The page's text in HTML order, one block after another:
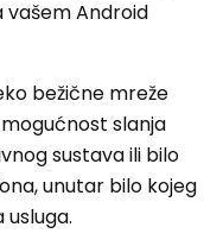
vašem Android
bežične mreže
slanja
sustava ili bilo
unutar bilo kojeg